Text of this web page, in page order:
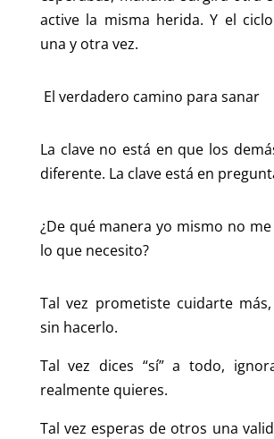
active la misma herida. Y el
una y otra vez.
El verdadero camino para sanar
La clave no está en que los
diferente. La clave está en
¿De qué manera yo mismo no
lo que necesito?
Tal vez prometiste cuidarte
sin hacerlo.
Tal vez dices “sí” a todo,
realmente quieres.
Tal vez esperas de otros una